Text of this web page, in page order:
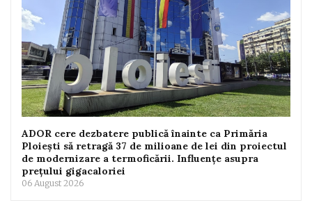
ADOR cere dezbatere publică înainte ca Primăria
Ploiești să retragă 37 de milioane de lei din proiectul
de modernizare a termoficării. Influențe asupra
prețului gigacaloriei
06 August 2026